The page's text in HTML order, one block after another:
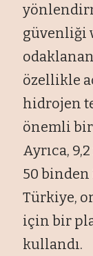
güvenliği
özellikle
hidrojen
önemli bir
Ayrıca,
50 binden
Türkiye,
için bir
kullandı.